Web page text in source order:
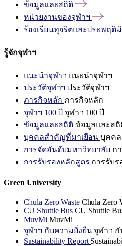
ข้อมูลและสถิติ
หน่วยงานของจุฬาฯ
ร้องเรียนทุจริตและประพฤติ
รู้จักจุฬาฯ
แนะนำจุฬาฯ แนะนำจุฬาฯ
ประวัติจุฬาฯ ประวัติจุฬาฯ
ภารกิจหลัก ภารกิจหลัก
จุฬาฯ 100 ปี จุฬาฯ 100 ปี
ข้อมูลและสถิติ ข้อมูลและสถิ
บุคคลสำคัญที่มาเยือน บุคคล
การจัดอันดับมหาวิทยาลัย ก
การรับรองหลักสูตร การรับร
Green University
Chula Zero Waste Chula Zero
CU Shuttle Bus CU Shuttle
MuvMi MuvMi
จุฬาฯ กับความยั่งยืน จุฬาฯ
Sustainability Report